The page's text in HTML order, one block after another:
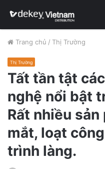
Trang chủ / Thị Trường
Thị Trường
Tất tần tật
nghệ nổi bật
Rất nhiều
mắt, loạt
trình làng.